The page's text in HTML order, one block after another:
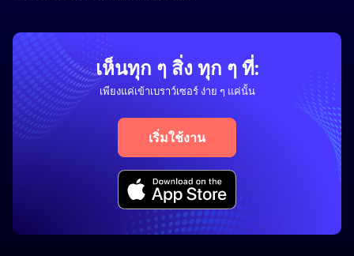
เห็นทุก ๆ สิ่ง ทุก ๆ ที่:
เพียงแค่เข้าเบราว์เซอร์ ง่าย ๆ แค่นั้น
เริ่มใช้งาน